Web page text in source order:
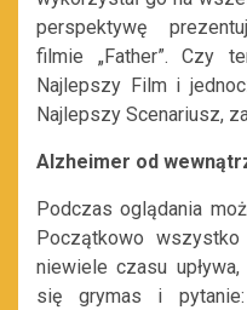
perspektywę
filmie „Father”. Czy
Najlepszy Film i
Najlepszy Scenariusz,
Alzheimer od
Podczas oglądania
Początkowo
niewiele czasu
się grymas i